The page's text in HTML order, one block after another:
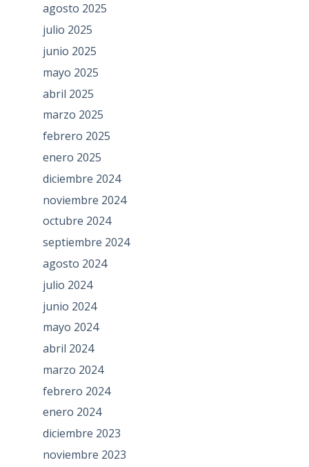
agosto 2025
julio 2025
junio 2025
mayo 2025
abril 2025
marzo 2025
febrero 2025
enero 2025
diciembre 2024
noviembre 2024
octubre 2024
septiembre 2024
agosto 2024
julio 2024
junio 2024
mayo 2024
abril 2024
marzo 2024
febrero 2024
enero 2024
diciembre 2023
noviembre 2023